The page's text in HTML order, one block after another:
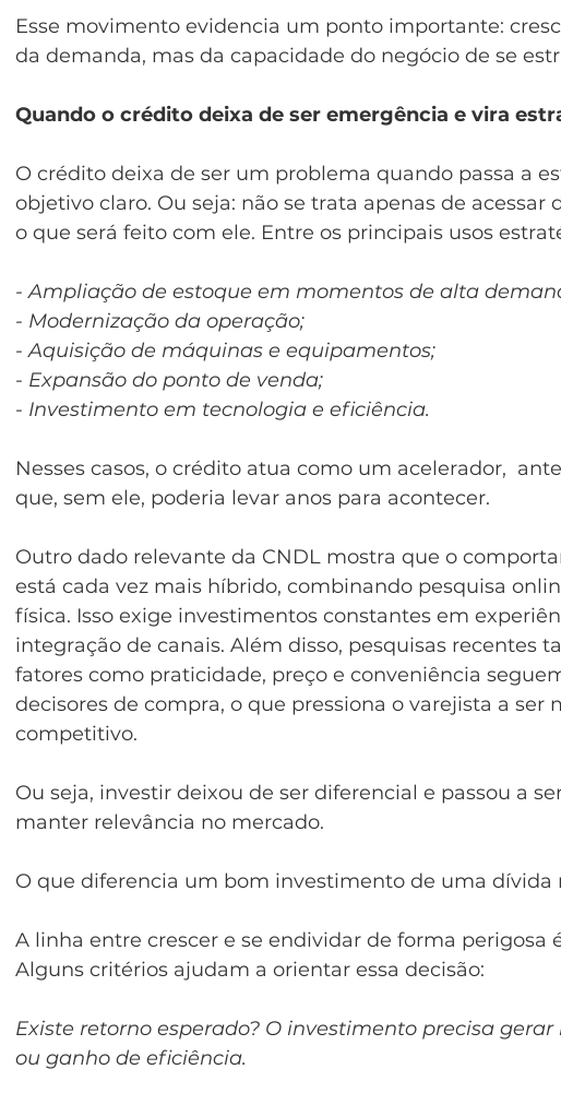
Esse movimento evidencia um ponto importante:
da demanda, mas da capacidade do negócio de se
Quando o crédito deixa de ser emergência e vira
O crédito deixa de ser um problema quando passa a
objetivo claro. Ou seja: não se trata apenas de
o que será feito com ele. Entre os principais usos
- Ampliação de estoque em momentos de alta
- Modernização da operação;
- Aquisição de máquinas e equipamentos;
- Expansão do ponto de venda;
- Investimento em tecnologia e eficiência.
Nesses casos, o crédito atua como um acelerador,
que, sem ele, poderia levar anos para acontecer.
Outro dado relevante da CNDL mostra que o
está cada vez mais híbrido, combinando pesquisa
física. Isso exige investimentos constantes em
integração de canais. Além disso, pesquisas recentes
fatores como praticidade, preço e conveniência
decisores de compra, o que pressiona o varejista a ser
competitivo.
Ou seja, investir deixou de ser diferencial e passou a
manter relevância no mercado.
O que diferencia um bom investimento de uma dívida
A linha entre crescer e se endividar de forma perigosa
Alguns critérios ajudam a orientar essa decisão:
Existe retorno esperado? O investimento precisa
ou ganho de eficiência.